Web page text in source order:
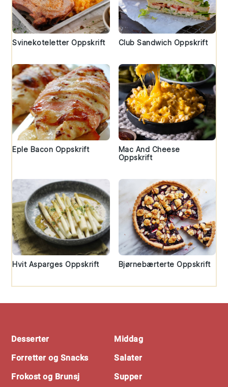
Svinekoteletter Oppskrift Club Sandwich Oppskrift
Eple Bacon Oppskrift
Mac And Cheese
Oppskrift
Hvit Asparges Oppskrift Bjørnebærterte Oppskrift
Desserter
Forretter og Snacks
Frokost og Brunsj
Middag
Salater
Supper